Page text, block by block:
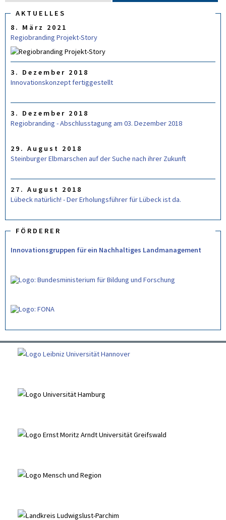
C
O
M
u
AKTUELLES
8. März 2021
Regiobranding Projekt-Story
3. Dezember 2018
Innovationskonzept fertiggestellt
3. Dezember 2018
Regiobranding - Abschlusstagung am 03. Dezember 2018
29. August 2018
Steinburger Elbmarschen auf der Suche nach ihrer Zukunft
27. August 2018
Lübeck natürlich! - Der Erholungsführer für Lübeck ist da.
FÖRDERER
Innovationsgruppen für ein Nachhaltiges Landmanagement